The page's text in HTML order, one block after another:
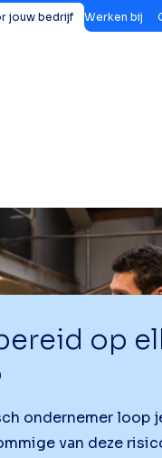
jouw bedrijf Werken bij
op
ondernemer loop
van deze